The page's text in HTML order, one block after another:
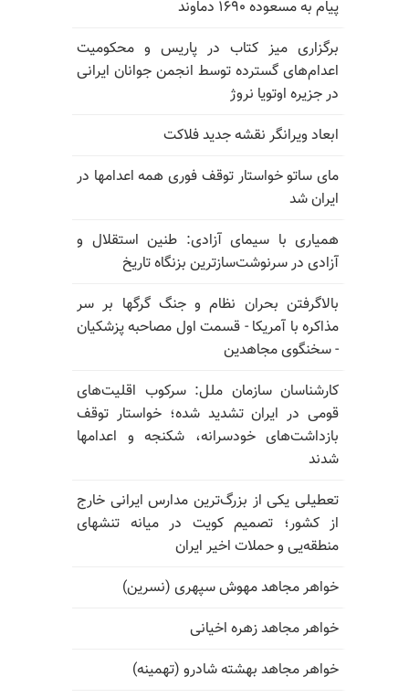
پیام به مسعوده ۱۶۹۰ دماوند
برگزاری میز کتاب در پاریس و محکومیت
اعدام‌های گسترده توسط انجمن جوانان ایرانی
در جزیره اوتویا نروژ
ابعاد ویرانگر نقشه جدید فلاکت
مای ساتو خواستار توقف فوری همه اعدامها در
ایران شد
همیاری با سیمای آزادی: طنین استقلال و
آزادی در سرنوشت‌سازترین بزنگاه تاریخ
بالا‌گرفتن بحران نظام و جنگ گرگها بر سر
مذاکره با آمریکا - قسمت اول مصاحبه پزشکیان
- سخنگوی مجاهدین
کارشناسان سازمان ملل: سرکوب اقلیت‌های
قومی در ایران تشدید شده؛ خواستار توقف
بازداشت‌های خودسرانه، شکنجه و اعدامها
شدند
تعطیلی یکی از بزرگ‌ترین مدارس ایرانی خارج
از کشور؛ تصمیم کویت در میانه تنشهای
منطقه‌یی و حملات اخیر ایران
خواهر مجاهد مهوش سپهری (نسرین)
خواهر مجاهد زهره اخیانی
خواهر مجاهد بهشته شادرو (تهمینه)